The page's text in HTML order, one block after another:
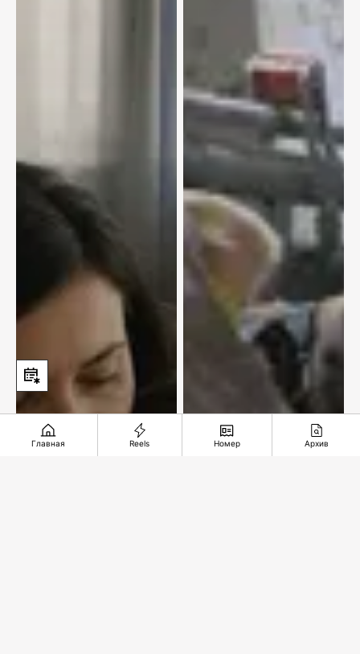
Главная Reels Номер Архив